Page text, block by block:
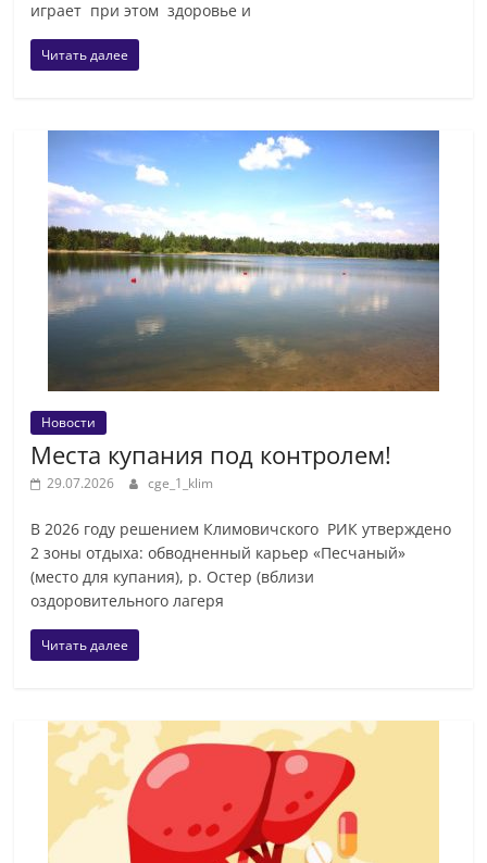
играет при этом здоровье и
Читать далее
Новости
Места купания под контролем!
29.07.2026 cge_1_klim
В 2026 году решением Климовичского РИК утверждено
2 зоны отдыха: обводненный карьер «Песчаный»
(место для купания), р. Остер (вблизи
оздоровительного лагеря
Читать далее